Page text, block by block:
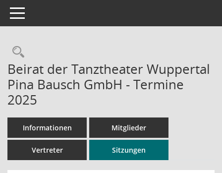
Toggle navigation
Rechercheauswahl
Beirat der Tanztheater Wuppertal
Pina Bausch GmbH - Termine
2025
Informationen Mitglieder
Vertreter Sitzungen